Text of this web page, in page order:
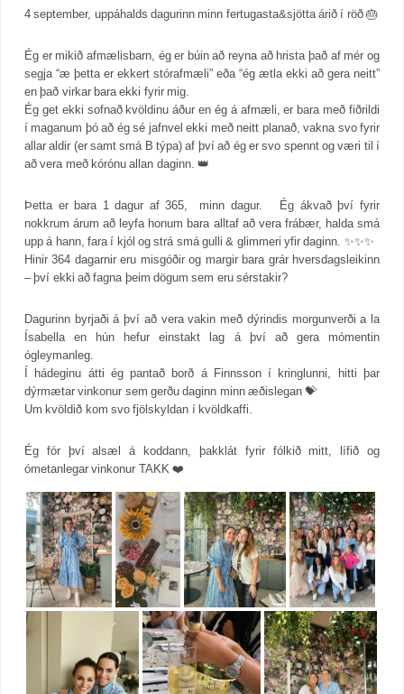
4 september, uppáhalds dagurinn minn fertugasta&sjötta árið í röð 🎂
Ég er mikið afmælisbarn, ég er búin að reyna að hrista það af mér og
segja “æ þetta er ekkert stórafmæli” eða “ég ætla ekki að gera neitt”
en það virkar bara ekki fyrir mig.
Ég get ekki sofnað kvöldinu áður en ég á afmæli, er bara með fiðrildi
í maganum þó að ég sé jafnvel ekki með neitt planað, vakna svo fyrir
allar aldir (er samt smá B týpa) af því að ég er svo spennt og væri til í
að vera með kórónu allan daginn. 👑
Þetta er bara 1 dagur af 365, minn dagur. Ég ákvað því fyrir
nokkrum árum að leyfa honum bara alltaf að vera frábær, halda smá
upp á hann, fara í kjól og strá smá gulli & glimmeri yfir daginn. ✨✨✨
Hinir 364 dagarnir eru misgóðir og margir bara grár hversdagsleikinn
– því ekki að fagna þeim dögum sem eru sérstakir?
Dagurinn byrjaði á því að vera vakin með dýrindis morgunverði a la
Ísabella en hún hefur einstakt lag á því að gera mómentin
ógleymanleg.
Í hádeginu átti ég pantað borð á Finnsson í kringlunni, hitti þar
dýrmætar vinkonur sem gerðu daginn minn æðislegan 💝
Um kvöldið kom svo fjölskyldan í kvöldkaffi.
Ég fór því alsæl á koddann, þakklát fyrir fólkið mitt, lífið og
ómetanlegar vinkonur TAKK ❤️